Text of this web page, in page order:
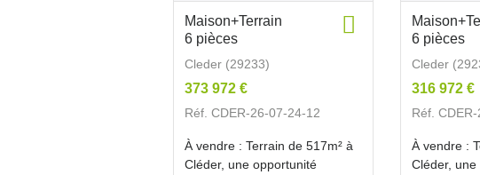
Maison+Terrain
6 pièces
Cleder (29233)
373 972 €
Réf. CDER-26-07-24-12
À vendre : Terrain de 517m² à
Cléder, une opportunité
6 pièces
Cleder
316 972 €
Réf.
À vendre :
Cléder,